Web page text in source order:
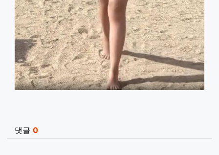
댓글 0